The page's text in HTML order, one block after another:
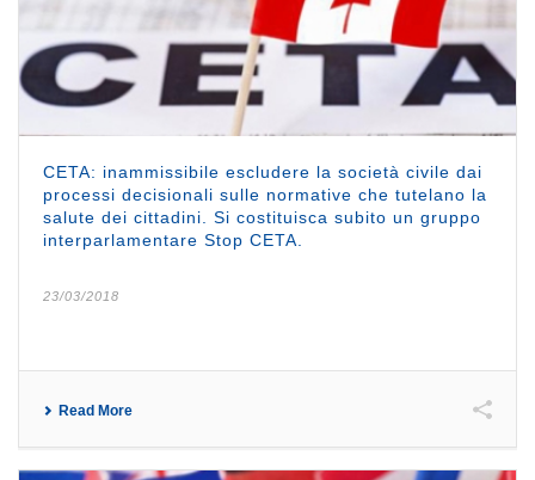
CETA: inammissibile escludere la società civile dai
processi decisionali sulle normative che tutelano la
salute dei cittadini. Si costituisca subito un gruppo
interparlamentare Stop CETA.
23/03/2018
Read More